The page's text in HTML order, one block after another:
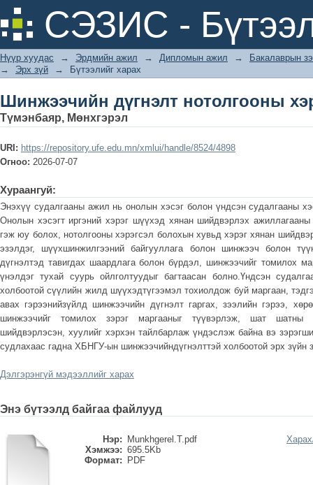
СЭЗИС -
Шинжээчийн дүгнэлт нотолгооны
Нүүр хуудас → Эрдмийн ажил → Дипломын ажил →
Бакалаврын
→
Эрх зүй → Бүтээлийг харах
Шинжээчийн дүгнэлт нотолгооны
Түмэнбаяр, Мөнхгэрэл
URI: https://repository.ufe.edu.mn/xmlui/handle/8524/4898
Огноо: 2026-07-07
Хураангуй:
Энэхүү судалгааны ажил нь онолын хэсэг болон үндсэн судалгааны
Онолын хэсэгт иргэний хэрэг шүүхэд хянан шийдвэрлэх
гэж юу болох, нотолгооны хэрэгсэл болохын хувьд хэрэг хянан
эзэлдэг, шүүхшинжилгээний байгууллага болон шинжээч болон
дүгнэлтэд тавигдах шаардлага болон бүрдэл, шинжээчийг томилох
үнэлдэг тухай суурь ойлголтуудыг багтаасан болно.Үндсэн
холбоотой сүүлийн жилд шүүхэдтүгээмэл тохиолдож буй маргаан,
авах гэрээнийзүйлд шинжээчийн дүгнэлт гаргах, зээлийн гэрээ,
шинжээчийг томилох зэрэг маргааныг түүвэрлэж, шат шатны
шийдвэрлэсэн, хуулийг хэрхэн тайлбарлаж үндэслэж байна вэ
судлахаас гадна ХБНГУ-ын шинжээчийндүгнэлттэй холбоотой эрх зүйн
Дэлгэрэнгүй мэдээллийг харах
Энэ бүтээлд байгаа файлууд
Нэр:
Munkhgerel.T.pdf
Хэмжээ: 695.5Kb
Формат:
PDF